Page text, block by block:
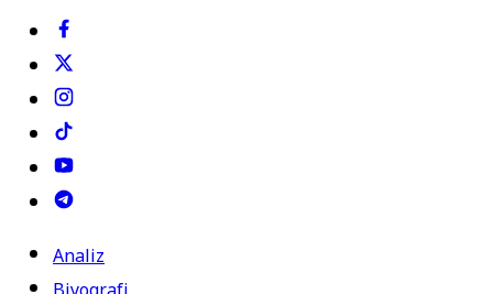
Analiz